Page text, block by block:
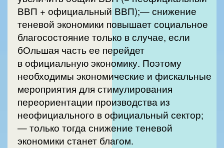
ВВП + официальный ВВП);— снижение
теневой экономики повышает социальное
благосостояние только в случае, если
бОльшая часть ее перейдет
в официальную экономику. Поэтому
необходимы экономические и фискальные
мероприятия для стимулирования
переориентации производства из
неофициального в официальный сектор;
— только тогда снижение теневой
экономики станет благом.